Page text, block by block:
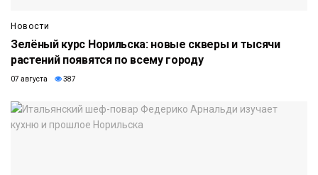
Новости
Зелёный курс Норильска: новые скверы и тысячи
растений появятся по всему городу
07 августа 387